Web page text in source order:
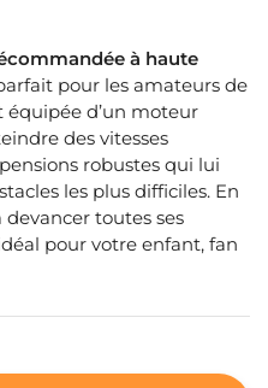
à haute
pour les amateurs de
équipée d’un moteur
des vitesses
robustes qui lui
les plus difficiles. En
devancer toutes ses
pour votre enfant, fan